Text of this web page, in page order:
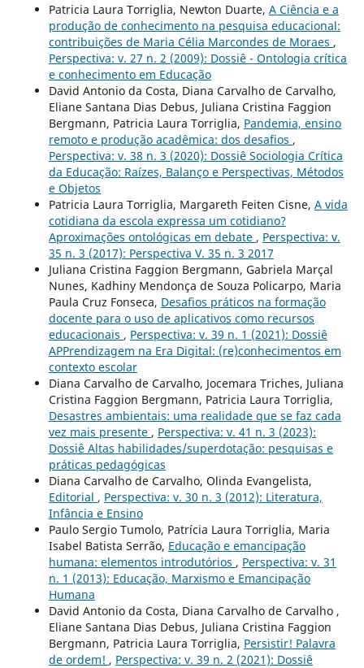
Patricia Laura Torriglia, Newton Duarte, A Ciência e a
produção de conhecimento na pesquisa educacional:
contribuições de Maria Célia Marcondes de Moraes ,
Perspectiva: v. 27 n. 2 (2009): Dossiê - Ontologia crítica
e conhecimento em Educação
David Antonio da Costa, Diana Carvalho de Carvalho,
Eliane Santana Dias Debus, Juliana Cristina Faggion
Bergmann, Patricia Laura Torriglia, Pandemia, ensino
remoto e produção acadêmica: dos desafios ,
Perspectiva: v. 38 n. 3 (2020): Dossiê Sociologia Crítica
da Educação: Raízes, Balanço e Perspectivas, Métodos
e Objetos
Patricia Laura Torriglia, Margareth Feiten Cisne, A vida
cotidiana da escola expressa um cotidiano?
Aproximações ontológicas em debate , Perspectiva: v.
35 n. 3 (2017): Perspectiva V. 35 n. 3 2017
Juliana Cristina Faggion Bergmann, Gabriela Marçal
Nunes, Kadhiny Mendonça de Souza Policarpo, Maria
Paula Cruz Fonseca, Desafios práticos na formação
docente para o uso de aplicativos como recursos
educacionais , Perspectiva: v. 39 n. 1 (2021): Dossiê
APPrendizagem na Era Digital: (re)conhecimentos em
contexto escolar
Diana Carvalho de Carvalho, Jocemara Triches, Juliana
Cristina Faggion Bergmann, Patricia Laura Torriglia,
Desastres ambientais: uma realidade que se faz cada
vez mais presente , Perspectiva: v. 41 n. 3 (2023):
Dossiê Altas habilidades/superdotação: pesquisas e
práticas pedagógicas
Diana Carvalho de Carvalho, Olinda Evangelista,
Editorial , Perspectiva: v. 30 n. 3 (2012): Literatura,
Infância e Ensino
Paulo Sergio Tumolo, Patrícia Laura Torriglia, Maria
Isabel Batista Serrão, Educação e emancipação
humana: elementos introdutórios , Perspectiva: v. 31
n. 1 (2013): Educação, Marxismo e Emancipação
Humana
David Antonio da Costa, Diana Carvalho de Carvalho ,
Eliane Santana Dias Debus, Juliana Cristina Faggion
Bergmann, Patricia Laura Torriglia, Persistir! Palavra
de ordem! , Perspectiva: v. 39 n. 2 (2021): Dossiê